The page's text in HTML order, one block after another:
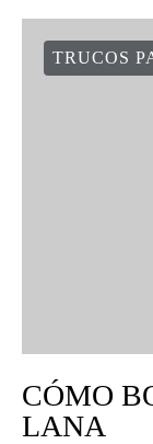
TRUCOS
CÓMO
LANA